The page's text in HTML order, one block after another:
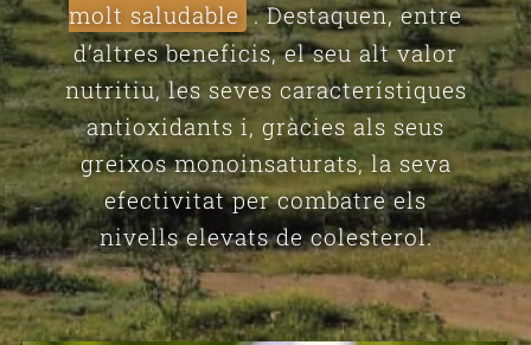
molt saludable . Destaquen, entre
d’altres beneficis, el seu alt valor
nutritiu, les seves característiques
antioxidants i, gràcies als seus
greixos monoinsaturats, la seva
efectivitat per combatre els
nivells elevats de colesterol.